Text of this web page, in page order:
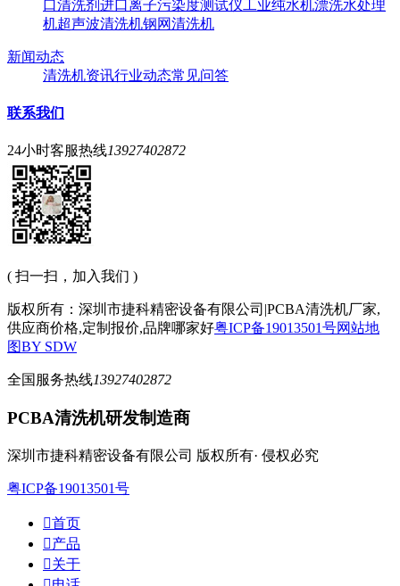
口清洗剂 进口离子污染度测试仪工业纯水机漂洗水处理
机超声波清洗机钢网清洗机
新闻动态
清洗机资讯行业动态常见问答
联系我们
24小时客服热线13927402872
( 扫一扫，加入我们 )
版权所有：深圳市捷科精密设备有限公司|PCBA清洗机厂家,
供应商价格,定制报价,品牌哪家好粤ICP备19013501号网站地
图BY SDW
全国服务热线13927402872
PCBA清洗机研发制造商
深圳市捷科精密设备有限公司 版权所有· 侵权必究
粤ICP备19013501号
首页
产品
关于